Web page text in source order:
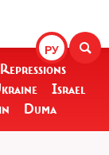
РУ
Repressions
Israel
Duma